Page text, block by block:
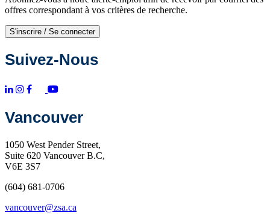
offres correspondant à vos critères de recherche.
S'inscrire / Se connecter
Suivez-Nous
Vancouver
1050 West Pender Street,
Suite 620 Vancouver B.C,
V6E 3S7
(604) 681-0706
vancouver@zsa.ca